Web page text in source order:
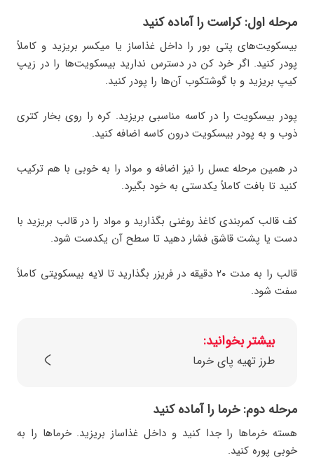
مرحله اول: کراست را آماده کنید
بیسکویت‌های پتی بور را داخل غذاساز یا میکسر بریزید و کاملاً
پودر کنید. اگر خرد کن در دسترس ندارید بیسکویت‌ها را در زیپ
کیپ بریزید و با گوشتکوب آن‌ها را پودر کنید.
پودر بیسکویت را در کاسه مناسبی بریزید. کره را روی بخار کتری
ذوب و به پودر بیسکویت درون کاسه اضافه کنید.
در همین مرحله عسل را نیز اضافه و مواد را به خوبی با هم ترکیب
کنید تا بافت کاملاً یکدستی به خود بگیرد.
کف قالب کمربندی کاغذ روغنی بگذارید و مواد را در قالب بریزید با
دست یا پشت قاشق فشار دهید تا سطح آن یکدست شود.
قالب را به مدت ۲۰ دقیقه در فریزر بگذارید تا لایه بیسکویتی کاملاً
سفت شود.
بیشتر بخوانید:
طرز تهیه پای خرما
مرحله دوم: خرما را آماده کنید
هسته خرماها را جدا کنید و داخل غذاساز بریزید. خرماها را به
خوبی پوره کنید.